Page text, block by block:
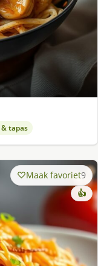
tapas
Maak favoriet9
👍